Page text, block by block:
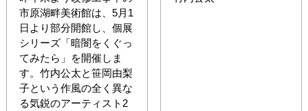
市原湖畔美術館は、5月1
日より部分開館し、個展
シリーズ「暗闇をくぐっ
てみたら」を開催しま
す。竹内公太と笹岡由梨
子という作風の全く異な
る気鋭のアーティスト2